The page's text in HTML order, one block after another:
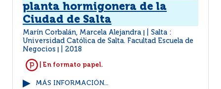
planta hormigonera de la
Ciudad de Salta
Marín Corbalán, Marcela Alejandra
Salta :
Universidad Católica de Salta. Facultad Escuela de
Negocios
2018
| En formato papel.
MÁS INFORMACIÓN...